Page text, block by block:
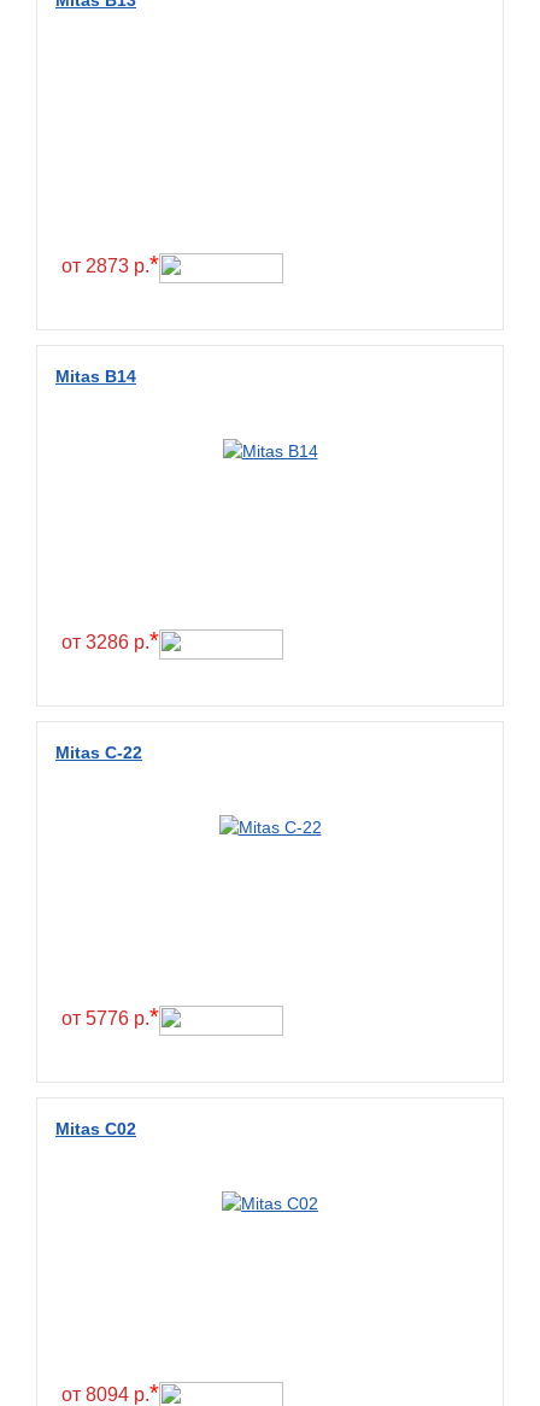
Sunchase
Wanda
Wanmao
от 2873 р.*
Mitas B14
от 3286 р.*
Mitas C-22
от 5776 р.*
Mitas C02
от 8094 р.*